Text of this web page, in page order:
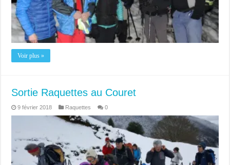
Voir plus »
Sortie Raquettes au Couret
9 février 2018 Raquettes 0